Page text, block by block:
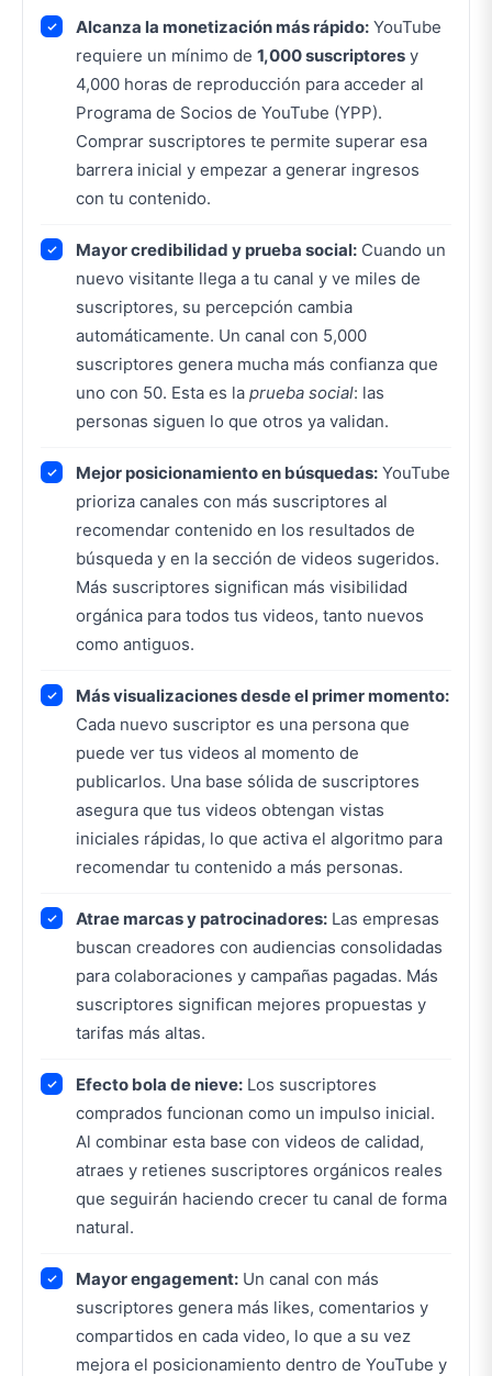
Alcanza la monetización más rápido: YouTube
requiere un mínimo de 1,000 suscriptores y
4,000 horas de reproducción para acceder al
Programa de Socios de YouTube (YPP).
Comprar suscriptores te permite superar esa
barrera inicial y empezar a generar ingresos
con tu contenido.
Mayor credibilidad y prueba social: Cuando un
nuevo visitante llega a tu canal y ve miles de
suscriptores, su percepción cambia
automáticamente. Un canal con 5,000
suscriptores genera mucha más confianza que
uno con 50. Esta es la prueba social: las
personas siguen lo que otros ya validan.
Mejor posicionamiento en búsquedas: YouTube
prioriza canales con más suscriptores al
recomendar contenido en los resultados de
búsqueda y en la sección de videos sugeridos.
Más suscriptores significan más visibilidad
orgánica para todos tus videos, tanto nuevos
como antiguos.
Más visualizaciones desde el primer momento:
Cada nuevo suscriptor es una persona que
puede ver tus videos al momento de
publicarlos. Una base sólida de suscriptores
asegura que tus videos obtengan vistas
iniciales rápidas, lo que activa el algoritmo para
recomendar tu contenido a más personas.
Atrae marcas y patrocinadores: Las empresas
buscan creadores con audiencias consolidadas
para colaboraciones y campañas pagadas. Más
suscriptores significan mejores propuestas y
tarifas más altas.
Efecto bola de nieve: Los suscriptores
comprados funcionan como un impulso inicial.
Al combinar esta base con videos de calidad,
atraes y retienes suscriptores orgánicos reales
que seguirán haciendo crecer tu canal de forma
natural.
Mayor engagement: Un canal con más
suscriptores genera más likes, comentarios y
compartidos en cada video, lo que a su vez
mejora el posicionamiento dentro de YouTube y